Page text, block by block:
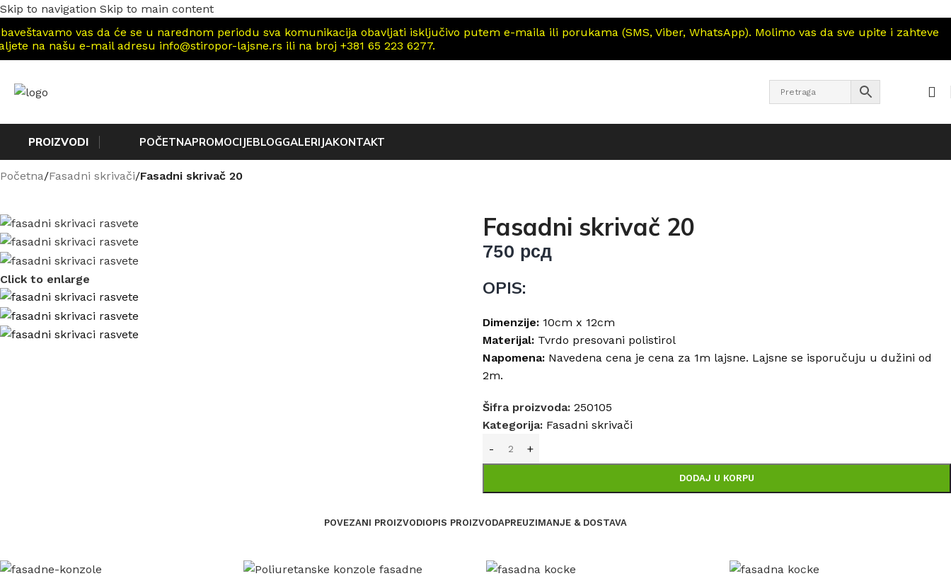
Skip to navigation Skip to main content
vas da će se u narednom periodu sva komunikacija obavljati isključivo putem e-maila ili porukama (SMS, Viber, WhatsApp). Molimo vas da sve upite i zahteve
na našu e-mail adresu info@stiropor-lajsne.rs ili na broj +381 65 223 6277.
PROIZVODI POČETNAPROMOCIJEBLOGGALERIJAKONTAKT
Početna/Fasadni skrivači/Fasadni skrivač 20
Click to enlarge
Fasadni skrivač 20
750 рсд
OPIS:
Dimenzije: 10cm x 12cm
Materijal: Tvrdo presovani polistirol
Napomena: Navedena cena je cena za 1m lajsne. Lajsne se isporučuju u dužini od
2m.
Šifra proizvoda: 250105
Kategorija: Fasadni skrivači
DODAJ U KORPU
POVEZANI PROIZVODIOPIS PROIZVODAPREUZIMANJE & DOSTAVA